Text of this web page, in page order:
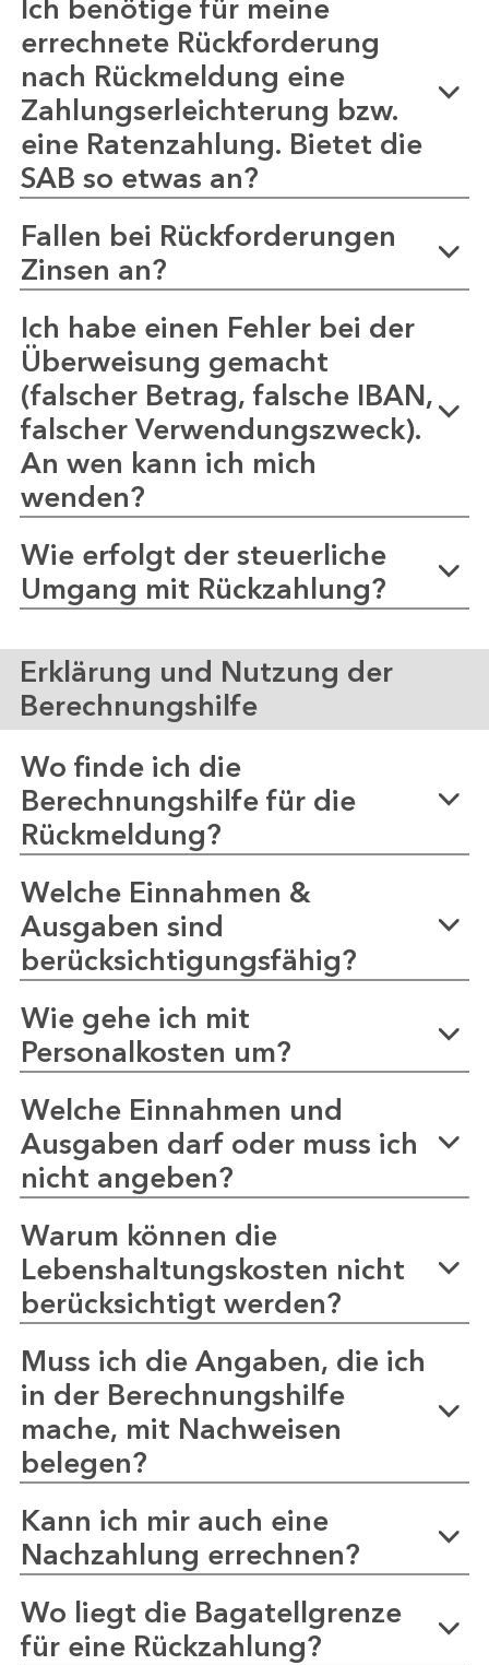
Ich benötige für meine
errechnete Rückforderung
nach Rückmeldung eine
Zahlungserleichterung bzw.
eine Ratenzahlung. Bietet die
SAB so etwas an?
Fallen bei Rückforderungen
Zinsen an?
Ich habe einen Fehler bei der
Überweisung gemacht
(falscher Betrag, falsche IBAN,
falscher Verwendungszweck).
An wen kann ich mich
wenden?
Wie erfolgt der steuerliche
Umgang mit Rückzahlung?
Erklärung und Nutzung der
Berechnungshilfe
Wo finde ich die
Berechnungshilfe für die
Rückmeldung?
Welche Einnahmen &
Ausgaben sind
berücksichtigungsfähig?
Wie gehe ich mit
Personalkosten um?
Welche Einnahmen und
Ausgaben darf oder muss ich
nicht angeben?
Warum können die
Lebenshaltungskosten nicht
berücksichtigt werden?
Muss ich die Angaben, die ich
in der Berechnungshilfe
mache, mit Nachweisen
belegen?
Kann ich mir auch eine
Nachzahlung errechnen?
Wo liegt die Bagatellgrenze
für eine Rückzahlung?